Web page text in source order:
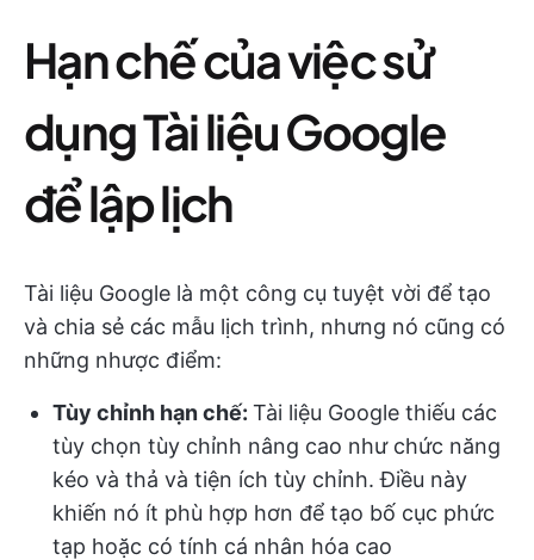
Hạn chế của việc sử
dụng Tài liệu Google
để lập lịch
Tài liệu Google là một công cụ tuyệt vời để tạo
và chia sẻ các mẫu lịch trình, nhưng nó cũng có
những nhược điểm:
Tùy chỉnh hạn chế: Tài liệu Google thiếu các
tùy chọn tùy chỉnh nâng cao như chức năng
kéo và thả và tiện ích tùy chỉnh. Điều này
khiến nó ít phù hợp hơn để tạo bố cục phức
tạp hoặc có tính cá nhân hóa cao